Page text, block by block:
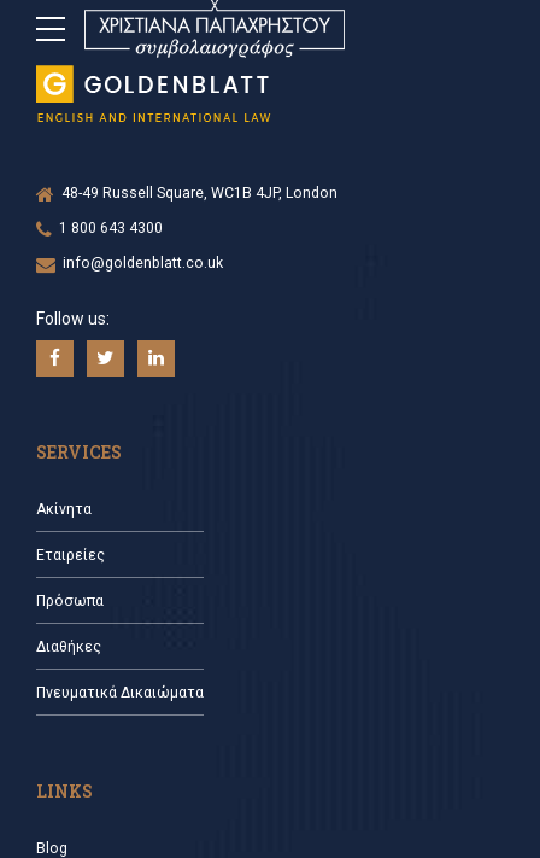
48-49 Russell Square, WC1B 4JP, London
1 800 643 4300
info@goldenblatt.co.uk
Follow us:
SERVICES
Ακίνητα
Εταιρείες
Πρόσωπα
Διαθήκες
Πνευματικά Δικαιώματα
LINKS
Blog